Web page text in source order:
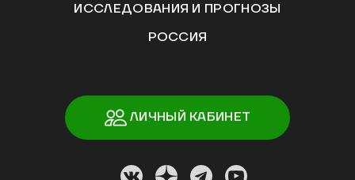
ИССЛЕДОВАНИЯ И ПРОГНОЗЫ
РОССИЯ
ЛИЧНЫЙ КАБИНЕТ